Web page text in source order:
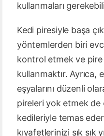
kullanmaları
Kedi piresiyle başa
yöntemlerden biri
kontrol etmek ve
kullanmaktır. Ayrıca,
eşyalarını düzenli
pireleri yok etmek de
kedileriyle temas
kıyafetlerinizi sık sık